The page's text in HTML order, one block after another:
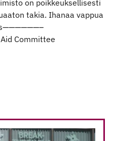
on poikkeuksellisesti
takia. Ihanaa vappua
Committee